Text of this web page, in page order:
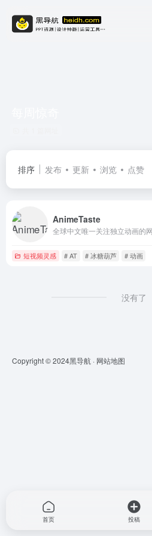
排序 发布 更新 浏览 点赞
AnimeTaste
短视频灵感 # AT # 冰糖葫芦 # 动画
没有了
Copyright © 2024黑导航 · 网站地图
首页 投稿